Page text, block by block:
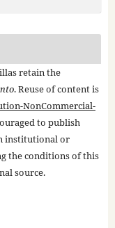
retain the
. Reuse of content is
NonCommercial-
to publish
institutional or
the conditions of this
source.